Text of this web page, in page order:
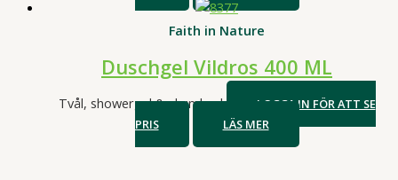
Faith in Nature
Duschgel Vildros 400 ML
Tvål, showergel & skumbad
LOGGA IN FÖR ATT SE
PRIS
LÄS MER